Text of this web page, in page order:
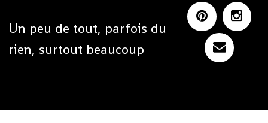
Un peu de tout, parfois du
rien, surtout beaucoup